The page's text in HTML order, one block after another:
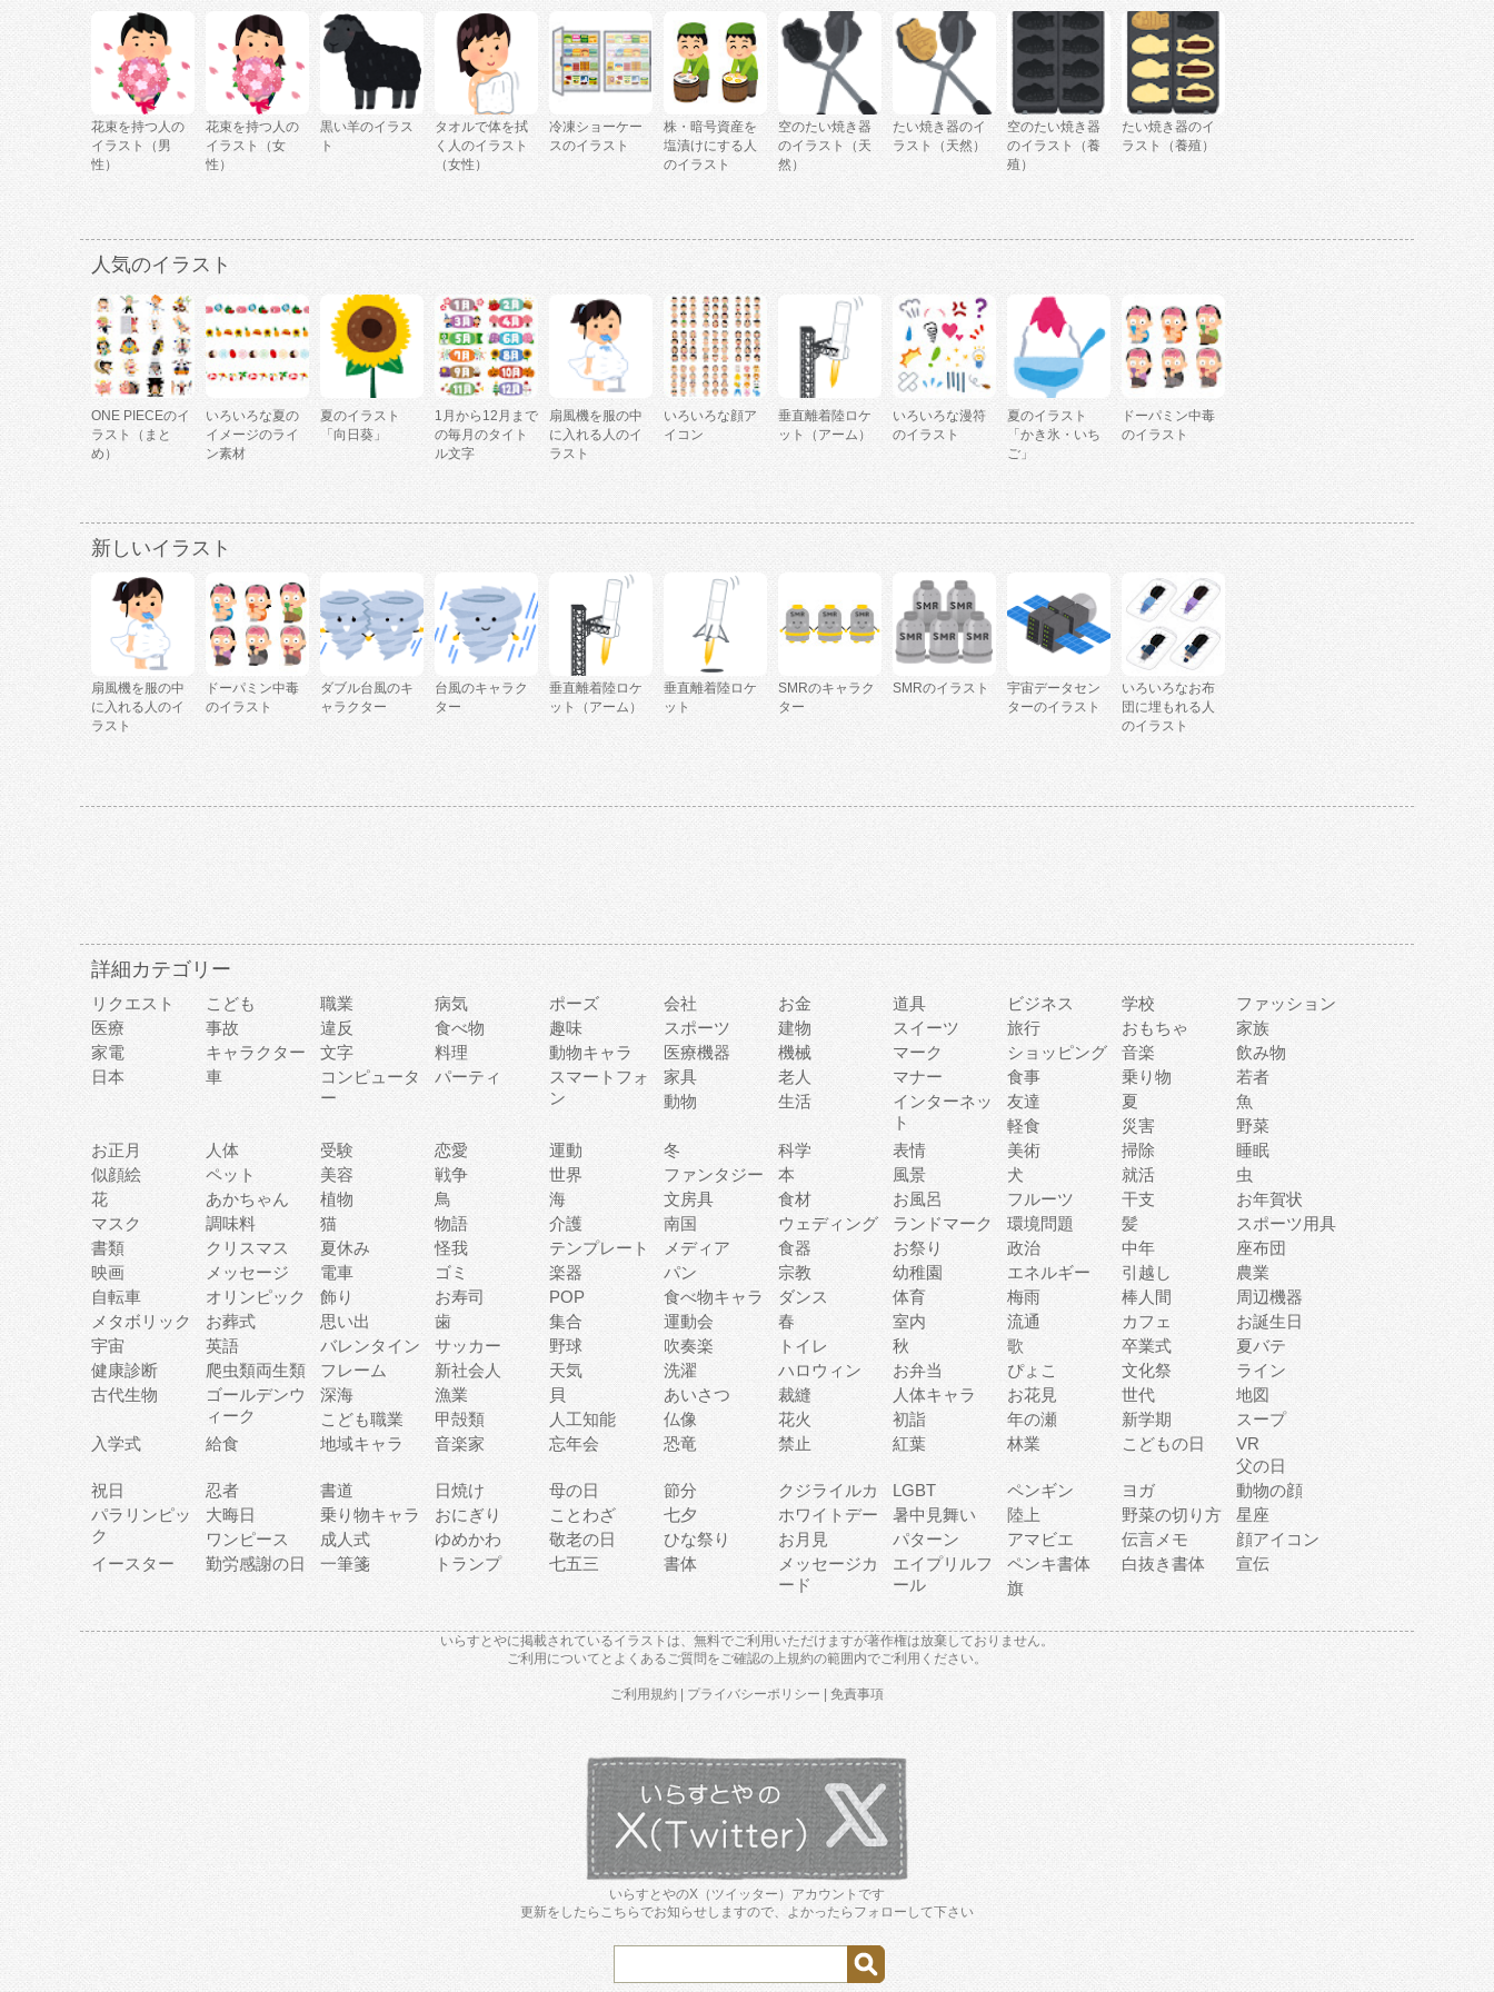
花束を持つ人の
イラスト（男
性）
花束を持つ人の
イラスト（女
性）
黒い羊のイラス
ト
タオルで体を拭
く人のイラスト
（女性）
冷凍ショーケー
スのイラスト
株・暗号資産を
塩漬けにする人
のイラスト
空のたい焼き器
のイラスト（天
然）
たい焼き器のイ
ラスト（天然）
空のたい焼き器
のイラスト（養
殖）
たい焼き器のイ
ラスト（養殖）
人気のイラスト
ONE PIECEのイ
ラスト（まと
め）
いろいろな夏の
イメージのライ
ン素材
夏のイラスト
「向日葵」
1月から12月まで
の毎月のタイト
ル文字
扇風機を服の中
に入れる人のイ
ラスト
いろいろな顔ア
イコン
垂直離着陸ロケ
ット（アーム）
いろいろな漫符
のイラスト
夏のイラスト
「かき氷・いち
ご」
ドーパミン中毒
のイラスト
新しいイラスト
扇風機を服の中
に入れる人のイ
ラスト
ドーパミン中毒
のイラスト
ダブル台風のキ
ャラクター
台風のキャラク
ター
垂直離着陸ロケ
ット（アーム）
垂直離着陸ロケ
ット
SMRのキャラク
ター
SMRのイラスト
宇宙データセン
ターのイラスト
いろいろなお布
団に埋もれる人
のイラスト
詳細カテゴリー
リクエスト こども 職業 病気 ポーズ 会社 お金 道具 ビジネス 学校
ファッション
医療
事故 違反 食べ物 趣味 スポーツ 建物 スイーツ 旅行 おもちゃ
家族
家電
キャラクター 文字 料理 動物キャラ 医療機器 機械 マーク ショッピング 音楽
飲み物
日本
車
コンピュータ
ー
パーティ
スマートフォ
ン
家具 老人 マナー 食事 乗り物
若者
動物
生活
インターネッ
ト
友達 夏
魚
軽食
災害
野菜
お正月
人体 受験 恋愛 運動 冬 科学 表情 美術 掃除
睡眠
似顔絵
ペット 美容 戦争 世界 ファンタジー 本 風景 犬 就活
虫
花
あかちゃん 植物 鳥 海 文房具 食材 お風呂 フルーツ 干支
お年賀状
マスク
調味料 猫 物語 介護 南国 ウェディング ランドマーク 環境問題 髪
スポーツ用具
書類
クリスマス 夏休み 怪我 テンプレート メディア 食器 お祭り 政治 中年
座布団
映画
メッセージ 電車 ゴミ 楽器 パン 宗教 幼稚園 エネルギー 引越し
農業
自転車
オリンピック 飾り お寿司 POP 食べ物キャラ ダンス 体育 梅雨 棒人間
周辺機器
メタボリック
お葬式 思い出 歯 集合 運動会 春 室内 流通 カフェ
お誕生日
宇宙
英語 バレンタイン サッカー 野球 吹奏楽 トイレ 秋 歌 卒業式
夏バテ
健康診断
爬虫類両生類 フレーム 新社会人 天気 洗濯 ハロウィン お弁当 ぴょこ 文化祭
ライン
古代生物
ゴールデンウ
ィーク
深海 漁業 貝 あいさつ 裁縫 人体キャラ お花見 世代
地図
こども職業
甲殻類 人工知能 仏像 花火 初詣 年の瀬 新学期
スープ
入学式
給食 地域キャラ 音楽家 忘年会 恐竜 禁止 紅葉 林業 こどもの日
VR
父の日
祝日
忍者 書道 日焼け 母の日 節分 クジライルカ LGBT ペンギン ヨガ
動物の顔
パラリンピッ
ク
大晦日 乗り物キャラ おにぎり ことわざ 七夕 ホワイトデー 暑中見舞い 陸上 野菜の切り方
星座
ワンピース
成人式 ゆめかわ 敬老の日 ひな祭り お月見 パターン アマビエ 伝言メモ
顔アイコン
イースター
勤労感謝の日 一筆箋 トランプ 七五三 書体
メッセージカ
ード
エイプリルフ
ール
ペンキ書体 白抜き書体
宣伝
旗
いらすとやに掲載されているイラストは、無料でご利用いただけますが著作権は放棄しておりません。
ご利用について と よくあるご質問をご確認の上規約の範囲内でご利用ください。
ご利用規約 プライバシーポリシー 免責事項
いらすとやのX（ツイッター）アカウントです
更新をしたらこちらでお知らせしますので、よかったらフォローして下さい